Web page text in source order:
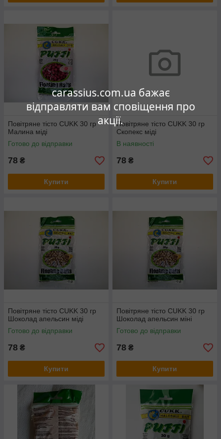
carassius.com.ua бажає
відправляти вам сповіщення про
акції.
Повітряне тісто CUKK 30 гр
Малина міді
Готово до відправки
78 ₴
Купити
Повітряне тісто CUKK 30 гр
Скопекс міді
В наявності
78 ₴
Купити
Повітряне тісто CUKK 30 гр
Шоколад апельсин міді
Готово до відправки
78 ₴
Купити
Повітряне тісто CUKK 30 гр
Шоколад апельсин міні
Готово до відправки
78 ₴
Купити